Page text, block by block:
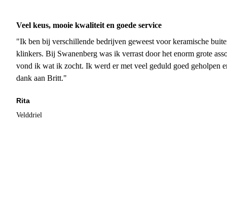
Veel keus, mooie kwaliteit en goede service
"Ik ben bij verschillende bedrijven geweest voor keramische
klinkers. Bij Swanenberg was ik verrast door het enorm grote
vond ik wat ik zocht. Ik werd er met veel geduld goed geholpen
dank aan Britt."
Rita
Velddriel